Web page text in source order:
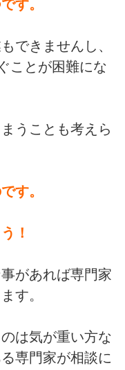
す。
できませんし、
ことが困難にな
うことも考えら
す。
！
があれば専門家
す。
は気が重い方な
専門家が相談に